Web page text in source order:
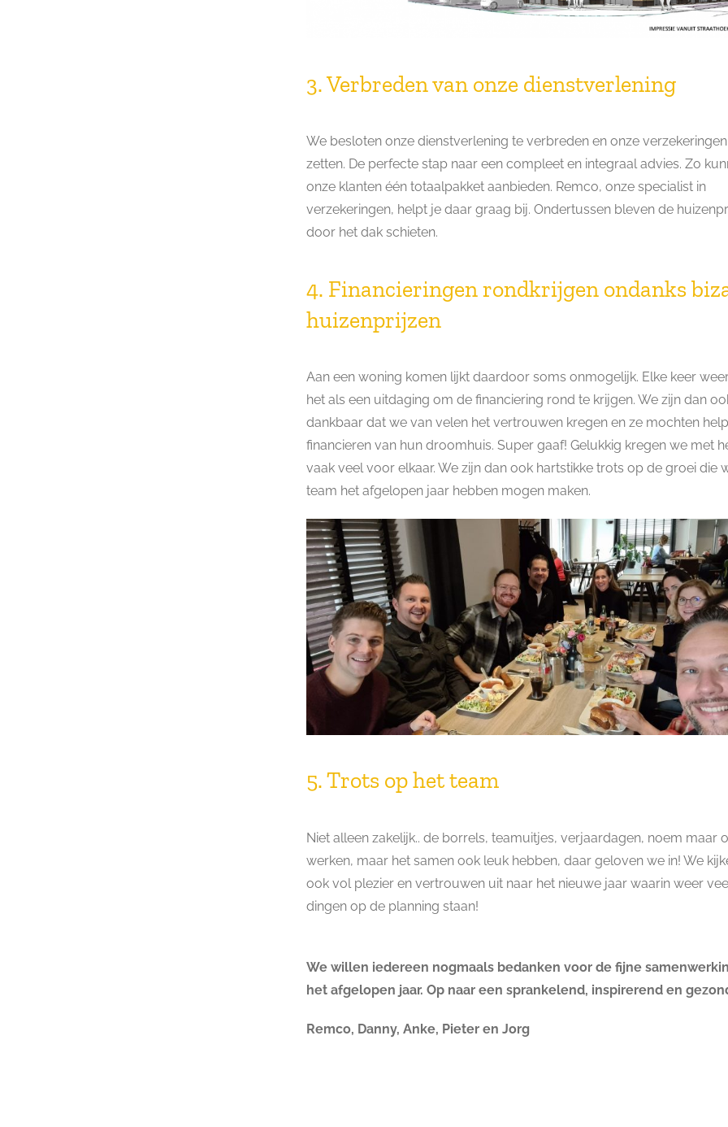
3. Verbreden van onze dienstverlening
We besloten onze dienstverlening te verbreden en onze
zetten. De perfecte stap naar een compleet en integraal advies. Zo
onze klanten één totaalpakket aanbieden. Remco, onze specialist in
verzekeringen, helpt je daar graag bij. Ondertussen bleven de
door het dak schieten.
4. Financieringen rondkrijgen ondanks
huizenprijzen
Aan een woning komen lijkt daardoor soms onmogelijk. Elke keer
het als een uitdaging om de financiering rond te krijgen. We zijn dan
dankbaar dat we van velen het vertrouwen kregen en ze mochten
financieren van hun droomhuis. Super gaaf! Gelukkig kregen we met
vaak veel voor elkaar. We zijn dan ook hartstikke trots op de groei die
team het afgelopen jaar hebben mogen maken.
5. Trots op het team
Niet alleen zakelijk.. de borrels, teamuitjes, verjaardagen, noem maar
werken, maar het samen ook leuk hebben, daar geloven we in! We
ook vol plezier en vertrouwen uit naar het nieuwe jaar waarin weer
dingen op de planning staan!
We willen iedereen nogmaals bedanken voor de fijne
het afgelopen jaar. Op naar een sprankelend, inspirerend en
Remco, Danny, Anke, Pieter en Jorg